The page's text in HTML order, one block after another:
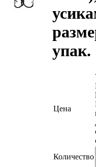
Цена
Количество